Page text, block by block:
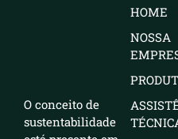
O conceito de
sustentabilidade
HOME
NOSSA